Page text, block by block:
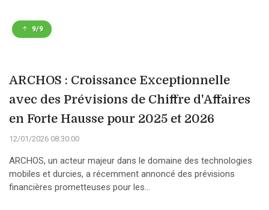
9/9
ARCHOS : Croissance Exceptionnelle
avec des Prévisions de Chiffre d'Affaires
en Forte Hausse pour 2025 et 2026
12/01/2026 08:30:00
ARCHOS, un acteur majeur dans le domaine des technologies
mobiles et durcies, a récemment annoncé des prévisions
financières prometteuses pour les...